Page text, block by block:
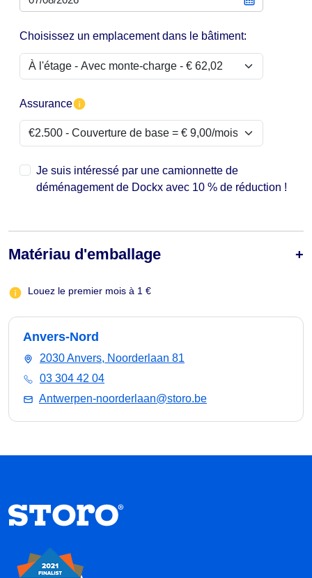
Choisissez un emplacement dans le bâtiment:
Assurance
Je suis intéressé par une camionnette de
déménagement de Dockx avec 10 % de réduction !
Matériau d'emballage
Louez le premier mois à 1 €
Anvers-Nord
2030 Anvers, Noorderlaan 81
03 304 42 04
Antwerpen-noorderlaan@storo.be